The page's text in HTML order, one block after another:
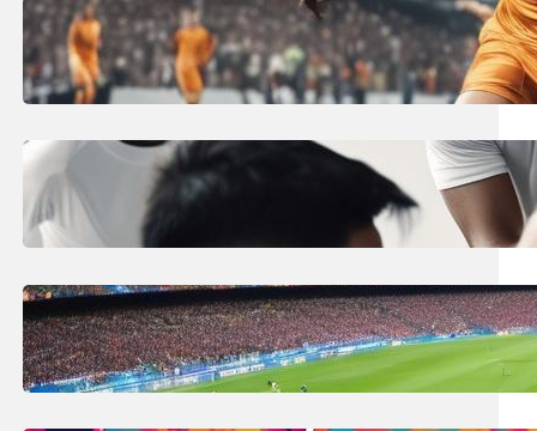
10 lipca, 2025
Środkowy obrońca w piłce nożnej:
stoper – kluczowy defensor!
10 lipca, 2025
Ile trwa przerwa w piłce nożnej?
Czas gry i rzeczywisty czas
trwania meczu!
9 lipca, 2025
Visca Barca co to znaczy?
Katalońskie hasło kibica FC
Barcelona!